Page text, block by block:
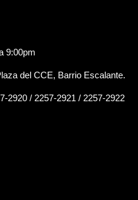
9:00pm
del CCE, Barrio Escalante.
2920 / 2257-2921 / 2257-2922